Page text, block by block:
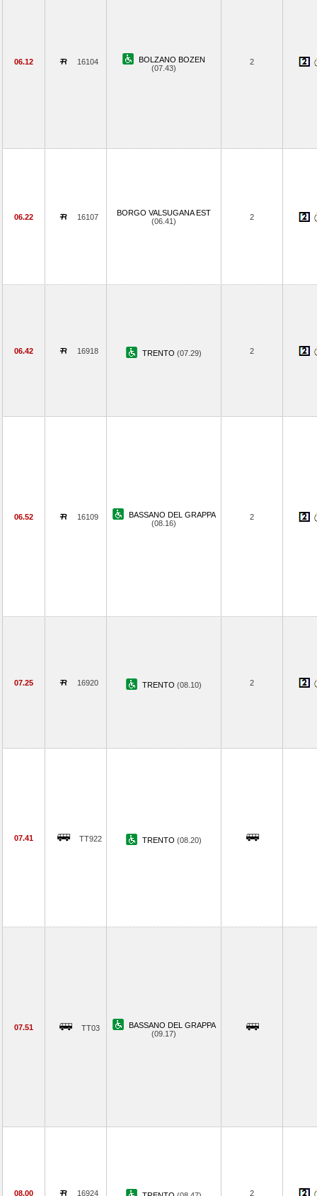
06.12 16104
BOLZANO BOZEN
(07.43)
2
06.22 16107
BORGO VALSUGANA EST
(06.41)
2
06.42 16918 TRENTO (07.29) 2
06.52 16109
BASSANO DEL GRAPPA
(08.16)
2
07.25 16920 TRENTO (08.10) 2
07.41 TT922 TRENTO (08.20)
07.51 TT03
BASSANO DEL GRAPPA
(09.17)
08.00 16924 2